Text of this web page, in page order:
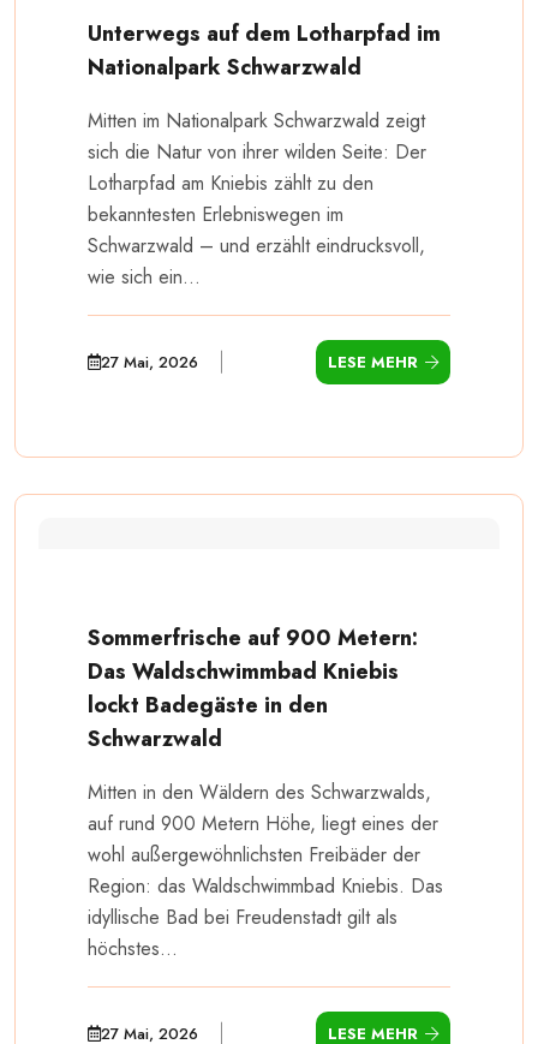
Unterwegs auf dem Lotharpfad im
Nationalpark Schwarzwald
Mitten im Nationalpark Schwarzwald zeigt
sich die Natur von ihrer wilden Seite: Der
Lotharpfad am Kniebis zählt zu den
bekanntesten Erlebniswegen im
Schwarzwald – und erzählt eindrucksvoll,
wie sich ein...
27 Mai, 2026 LESE MEHR
Sommerfrische auf 900 Metern:
Das Waldschwimmbad Kniebis
lockt Badegäste in den
Schwarzwald
Mitten in den Wäldern des Schwarzwalds,
auf rund 900 Metern Höhe, liegt eines der
wohl außergewöhnlichsten Freibäder der
Region: das Waldschwimmbad Kniebis. Das
idyllische Bad bei Freudenstadt gilt als
höchstes...
27 Mai, 2026 LESE MEHR